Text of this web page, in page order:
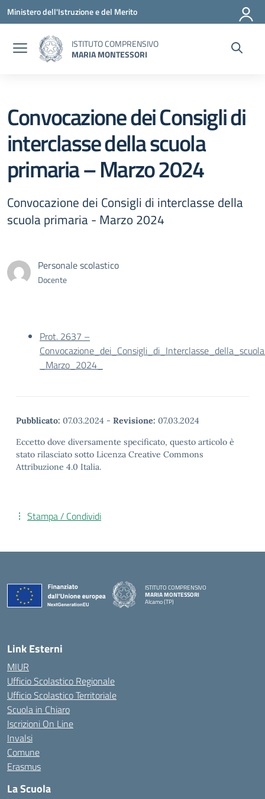
Vai ai contenuti
Vai al menu di navigazione
Vai al footer
Ministero dell'Istruzione e del Merito
ISTITUTO COMPRENSIVO
MARIA MONTESSORI
Convocazione dei Consigli di
interclasse della scuola
primaria – Marzo 2024
Convocazione dei Consigli di interclasse della
scuola primaria - Marzo 2024
Personale scolastico
Docente
Prot. 2637 –
_Marzo_2024_
Pubblicato: 07.03.2024 - Revisione: 07.03.2024
Eccetto dove diversamente specificato, questo articolo è
stato rilasciato sotto Licenza Creative Commons
Attribuzione 4.0 Italia.
Stampa / Condividi
ISTITUTO COMPRENSIVO
MARIA MONTESSORI
Alcamo (TP)
Link Esterni
MIUR
Ufficio Scolastico Regionale
Ufficio Scolastico Territoriale
Scuola in Chiaro
Iscrizioni On Line
Invalsi
Comune
Erasmus
La Scuola